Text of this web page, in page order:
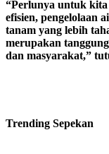
“Perlunya untuk
efisien, pengelolaan
tanam yang lebih
merupakan
dan masyarakat,”
Trending Sepekan